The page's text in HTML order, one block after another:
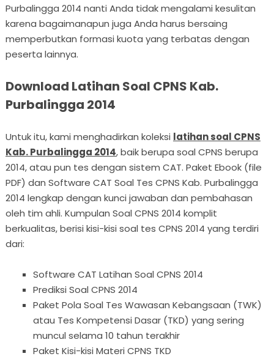
Purbalingga 2014 nanti Anda tidak mengalami kesulitan
karena bagaimanapun juga Anda harus bersaing
memperbutkan formasi kuota yang terbatas dengan
peserta lainnya.
Download Latihan Soal CPNS Kab.
Purbalingga 2014
Untuk itu, kami menghadirkan koleksi latihan soal CPNS
Kab. Purbalingga 2014, baik berupa soal CPNS berupa
2014, atau pun tes dengan sistem CAT. Paket Ebook (file
PDF) dan Software CAT Soal Tes CPNS Kab. Purbalingga
2014 lengkap dengan kunci jawaban dan pembahasan
oleh tim ahli. Kumpulan Soal CPNS 2014 komplit
berkualitas, berisi kisi-kisi soal tes CPNS 2014 yang terdiri
dari:
Software CAT Latihan Soal CPNS 2014
Prediksi Soal CPNS 2014
Paket Pola Soal Tes Wawasan Kebangsaan (TWK)
atau Tes Kompetensi Dasar (TKD) yang sering
muncul selama 10 tahun terakhir
Paket Kisi-kisi Materi CPNS TKD